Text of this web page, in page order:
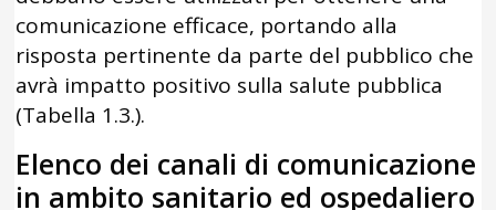
comunicazione efficace, portando alla
risposta pertinente da parte del pubblico che
avrà impatto positivo sulla salute pubblica
(Tabella 1.3.).
Elenco dei canali di comunicazione
in ambito sanitario ed ospedaliero